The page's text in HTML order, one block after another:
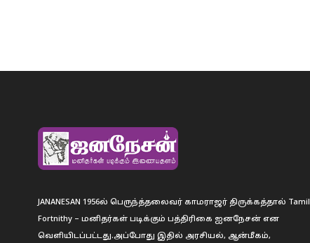
JANANESAN 1956ல் பெருந்த்தலைவர் காமராஜர் திருக்கத்தால் Tamil
Fortnithy – மனிதர்கள் படிக்கும் பத்திரிகை ஐனநேசன் என
வெளியிடப்பட்டது.அப்போது இதில் அரசியல், ஆன்மீகம்,